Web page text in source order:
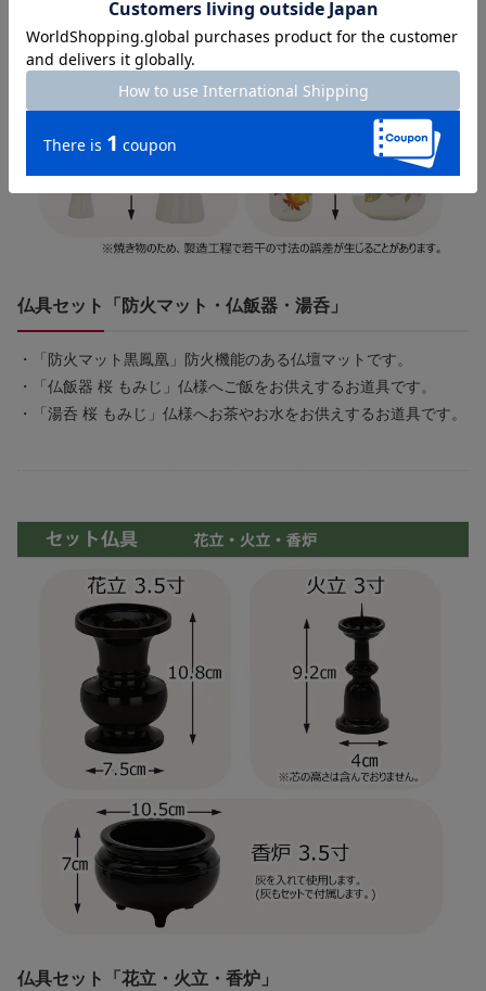
仏具セット「防火マット・仏飯器・湯呑」
・「防火マット黒鳳凰」防火機能のある仏壇マットです。
・「仏飯器 桜 もみじ」仏様へご飯をお供えするお道具です。
・「湯呑 桜 もみじ」仏様へお茶やお水をお供えするお道具です。
仏具セット「花立・火立・香炉」